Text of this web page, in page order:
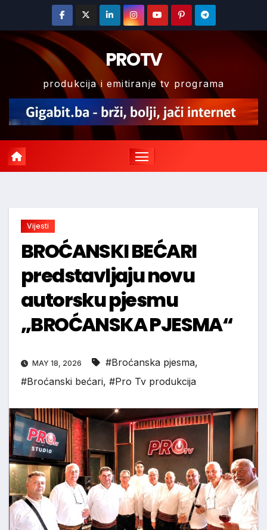
content
PROTV
produkcija i emitiranje tv programa
Vijesti
BROĆANSKI BEĆARI
predstavljaju novu
autorsku pjesmu
„BROĆANSKA PJESMA“
MAY 18, 2026 #Broćanska pjesma,
#Broćanski bećari, #Pro Tv produkcija